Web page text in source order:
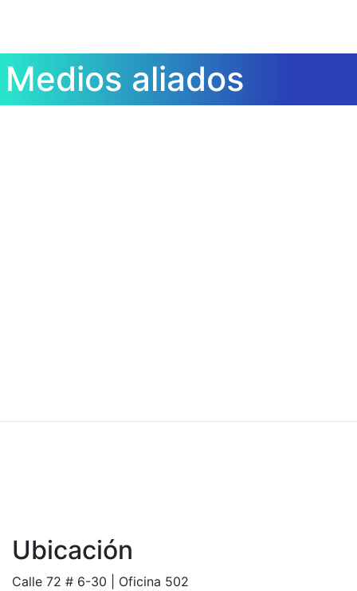
Medios aliados
Ubicación
Calle 72 # 6-30 | Oficina 502